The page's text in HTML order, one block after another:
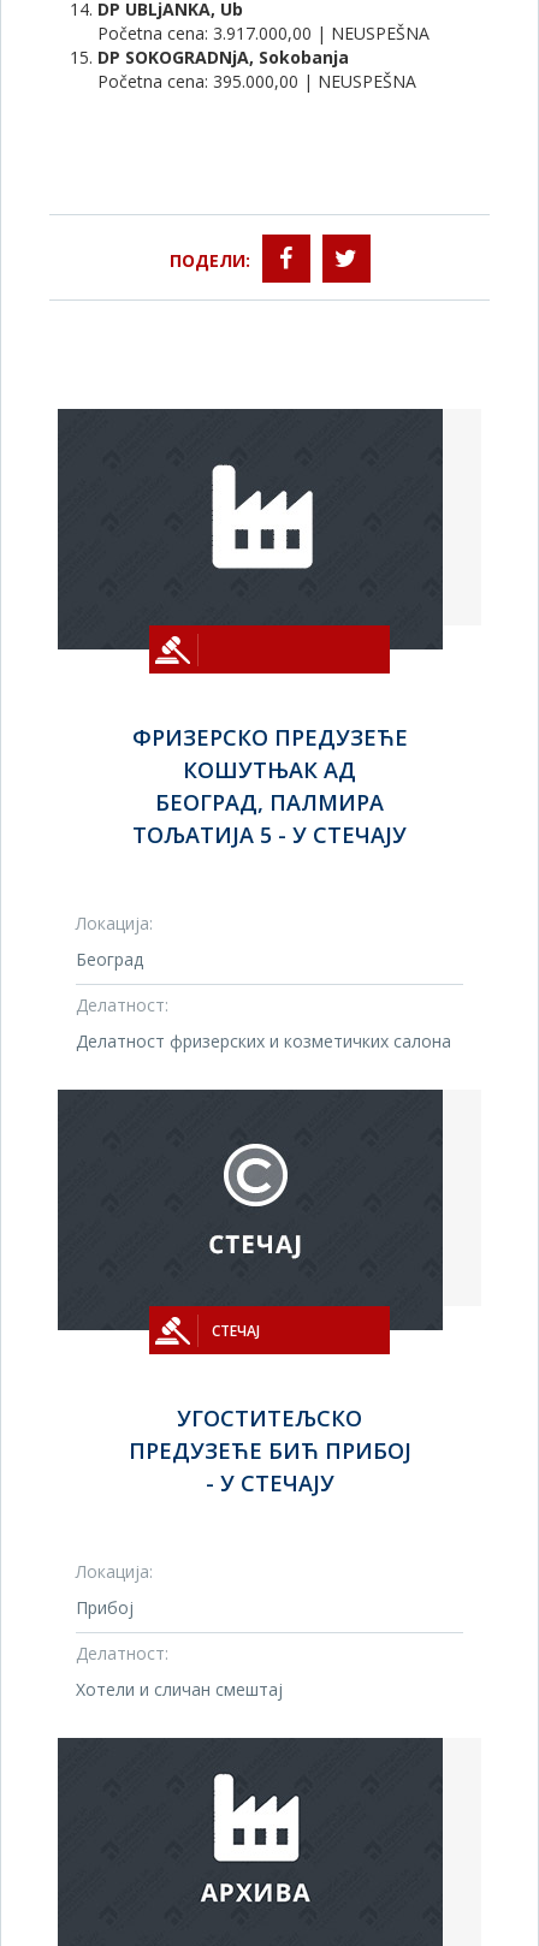
DP UBLjANKA, Ub
Početna cena: 3.917.000,00 | NEUSPEŠNA
DP SOKOGRADNjA, Sokobanja
Početna cena: 395.000,00 | NEUSPEŠNA
ПОДЕЛИ:
ФРИЗЕРСКО ПРЕДУЗЕЋЕ
КОШУТЊАК АД
БЕОГРАД, ПАЛМИРА
ТОЉАТИЈА 5 - У СТЕЧАЈУ
Локација:
Београд
Делатност:
Делатност фризерских и козметичких салона
СТЕЧАЈ
УГОСТИТЕЉСКО
ПРЕДУЗЕЋЕ БИЋ ПРИБОЈ
- У СТЕЧАЈУ
Локација:
Прибој
Делатност:
Хотели и сличан смештај